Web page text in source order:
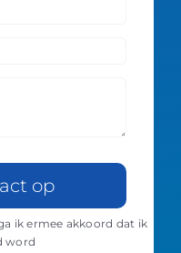
op
ik ermee akkoord dat ik
word